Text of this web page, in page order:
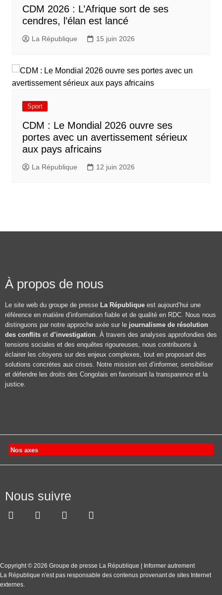
CDM 2026 : L’Afrique sort de ses
cendres, l’élan est lancé
La République 15 juin 2026
Sport
CDM : Le Mondial 2026 ouvre ses
portes avec un avertissement sérieux
aux pays africains
La République 12 juin 2026
À propos de nous
Le site web du groupe de presse La République est aujourd’hui une
référence en matière d’information fiable et de qualité en RDC. Nous nous
distinguons par notre approche axée sur le journalisme de résolution
des conflits et d’investigation. À travers des analyses approfondies des
tensions sociales et des enquêtes rigoureuses, nous contribuons à
éclairer les citoyens sur des enjeux complexes, tout en proposant des
solutions concrètes aux crises. Notre mission est d’informer, sensibiliser
et défendre les droits des Congolais en favorisant la transparence et la
justice.
Nos axes
Nous suivre
Copyright © 2026 Groupe de presse La République | Informer autrement
La République n'est pas responsable des contenus provenant de sites Internet
externes.